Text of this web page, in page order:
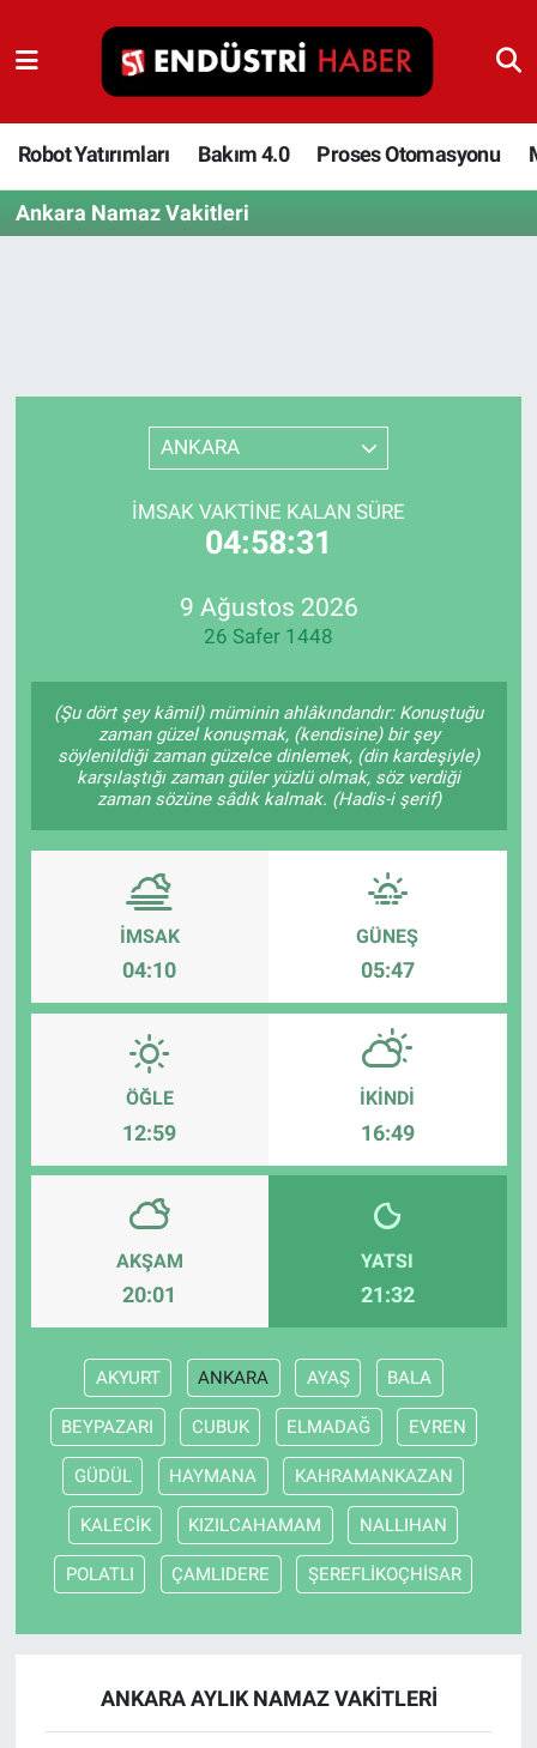
Robot Yatırımları Bakım 4.0 Proses Otomasyonu
Ankara Namaz Vakitleri
ANKARA
İMSAK VAKTINE KALAN SÜRE
04:58:31
9 Ağustos 2026
26 Safer 1448
(Şu dört şey kâmil) müminin ahlâkındandır: Konuştuğu
zaman güzel konuşmak, (kendisine) bir şey
söylenildiği zaman güzelce dinlemek, (din kardeşiyle)
karşılaştığı zaman güler yüzlü olmak, söz verdiği
zaman sözüne sâdık kalmak. (Hadis-i şerif)
İMSAK
04:10
GÜNEŞ
05:47
ÖĞLE
12:59
İKINDI
16:49
AKŞAM
20:01
YATSI
21:32
AKYURT ANKARA AYAŞ BALA
BEYPAZARI CUBUK ELMADAĞ EVREN
GÜDÜL HAYMANA KAHRAMANKAZAN
KALECİK KIZILCAHAMAM NALLIHAN
POLATLI ÇAMLIDERE ŞEREFLİKOÇHİSAR
ANKARA AYLIK NAMAZ VAKITLERI
Robot Yatırımları
Bakım 4.0
Proses Otomasyonu
Depolama Çözümleri
İnşaat ve Malzeme
HaberOrtak
Enerjisini Üreten Fabrikalar
Endüstri 4.0 Uygulamaları
Ağır Sanayi Çözümleri